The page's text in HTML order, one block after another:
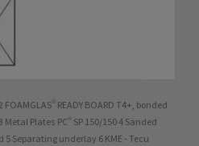
READY BOARD T4+, bonded
Plates PC® SP 150/150 4 Sanded
Separating underlay 6 KME - Tecu